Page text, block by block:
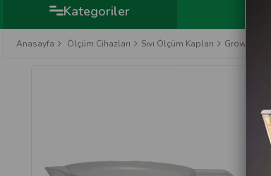
Kategoriler
Anasayfa Ölçüm Cihazları Sıvı Ölçüm Kapları Grow